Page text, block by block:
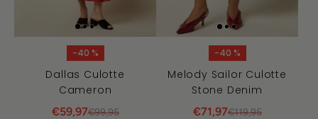
-40 %
Dallas Culotte
Cameron
€59,97€99,95
-40 %
Melody Sailor Culotte
Stone Denim
€71,97€119,95